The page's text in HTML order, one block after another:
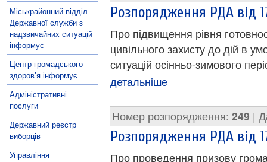
Міськрайонний відділ
Державної служби з
надзвичайних ситуацій
інформує
Центр громадського
здоров’я інформує
Адміністративні
послуги
Державний реєстр
виборців
Управління
Розпорядження РДА від
Про підвищення рівня
цивільного захисту до дій в
ситуацій осінньо-зимового
детальніше
Номер розпорядження: 249 |
Розпорядження РДА від
Про проведення призову